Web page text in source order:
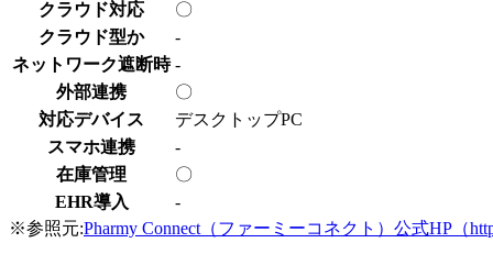
クラウド対応
〇
クラウド型か
-
ネットワーク遮断時 -
外部連携
〇
対応デバイス
デスクトップPC
スマホ連携
-
在庫管理
〇
EHR導入
-
※参照元:Pharmy Connect（ファーミーコネクト）公式HP（